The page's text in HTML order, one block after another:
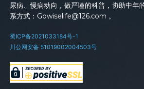
尿病、慢病动向，做严谨的科普，协助中年
系方式：Gowiselife@126.com 。
蜀ICP备2021033184号-1
川公网安备 51019002004503号